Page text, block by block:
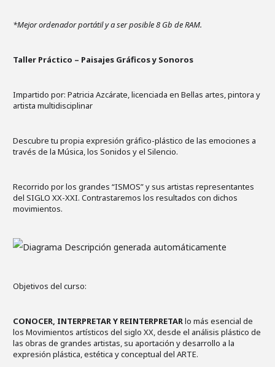
*Mejor ordenador portátil y a ser posible 8 Gb de RAM.
Taller Práctico – Paisajes Gráficos y Sonoros
Impartido por: Patricia Azcárate, licenciada en Bellas artes, pintora y
artista multidisciplinar
Descubre tu propia expresión gráfico-plástico de las emociones a
través de la Música, los Sonidos y el Silencio.
Recorrido por los grandes “ISMOS” y sus artistas representantes
del SIGLO XX-XXI. Contrastaremos los resultados con dichos
movimientos.
Objetivos del curso:
CONOCER, INTERPRETAR Y REINTERPRETARlo más esencial de
los Movimientos artísticos del siglo XX, desde el análisis plástico de
las obras de grandes artistas, su aportación y desarrollo a la
expresión plástica, estética y conceptual del ARTE.